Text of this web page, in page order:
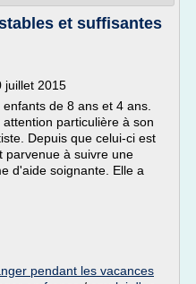
et suffisantes
juillet 2015
de 8 ans et 4 ans.
particulière à son
Depuis que celui-ci est
parvenue à suivre une
d'aide soignante. Elle a
pendant les vacances